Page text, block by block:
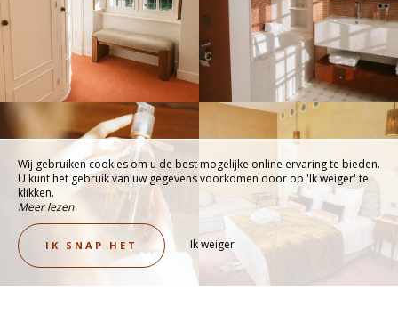
Wij gebruiken cookies om u de best mogelijke online ervaring te bieden.
U kunt het gebruik van uw gegevens voorkomen door op 'Ik weiger' te
klikken.
Meer lezen
IK SNAP HET Ik weiger